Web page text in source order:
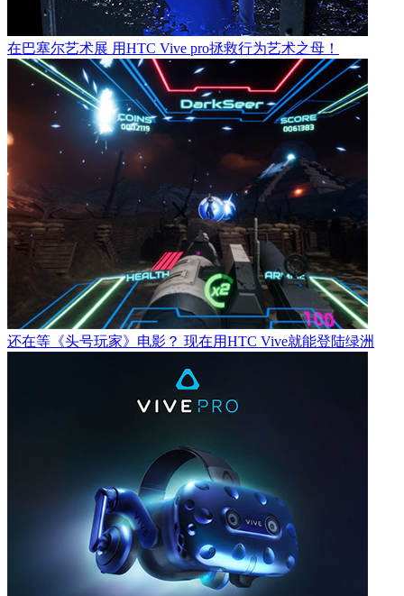
在巴塞尔艺术展 用HTC Vive pro拯救行为艺术之母！
还在等《头号玩家》电影？ 现在用HTC Vive就能登陆绿洲